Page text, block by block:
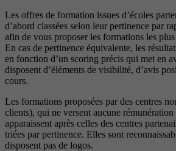
Les offres de formation issues d’écoles
d’abord classées selon leur pertinence par
afin de vous proposer les formations les plus
En cas de pertinence équivalente, les
en fonction d’un scoring précis qui met en
disposent d’éléments de visibilité, d’avis
cours.
Les formations proposées par des centres
clients), qui ne versent aucune
apparaissent après celles des centres
triées par pertinence. Elles sont
disposent pas de logos.